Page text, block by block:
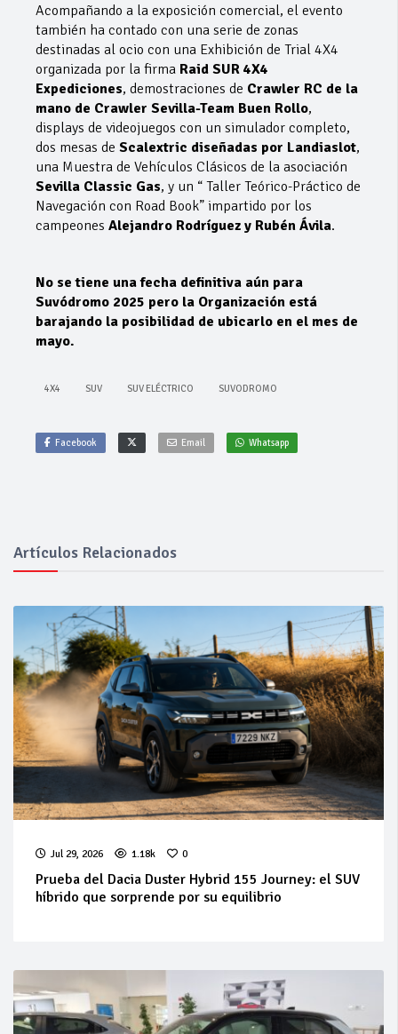
Acompañando a la exposición comercial, el evento
también ha contado con una serie de zonas
destinadas al ocio con una Exhibición de Trial 4X4
organizada por la firma Raid SUR 4X4
Expediciones, demostraciones de Crawler RC de la
mano de Crawler Sevilla-Team Buen Rollo,
displays de videojuegos con un simulador completo,
dos mesas de Scalextric diseñadas por Landiaslot,
una Muestra de Vehículos Clásicos de la asociación
Sevilla Classic Gas, y un “ Taller Teórico-Práctico de
Navegación con Road Book” impartido por los
campeones Alejandro Rodríguez y Rubén Ávila.
No se tiene una fecha definitiva aún para
Suvódromo 2025 pero la Organización está
barajando la posibilidad de ubicarlo en el mes de
mayo.
4X4 SUV SUV ELÉCTRICO SUVODROMO
Facebook Email Whatsapp
Artículos Relacionados
Jul 29, 2026 1.18k 0
Prueba del Dacia Duster Hybrid 155 Journey: el SUV
híbrido que sorprende por su equilibrio